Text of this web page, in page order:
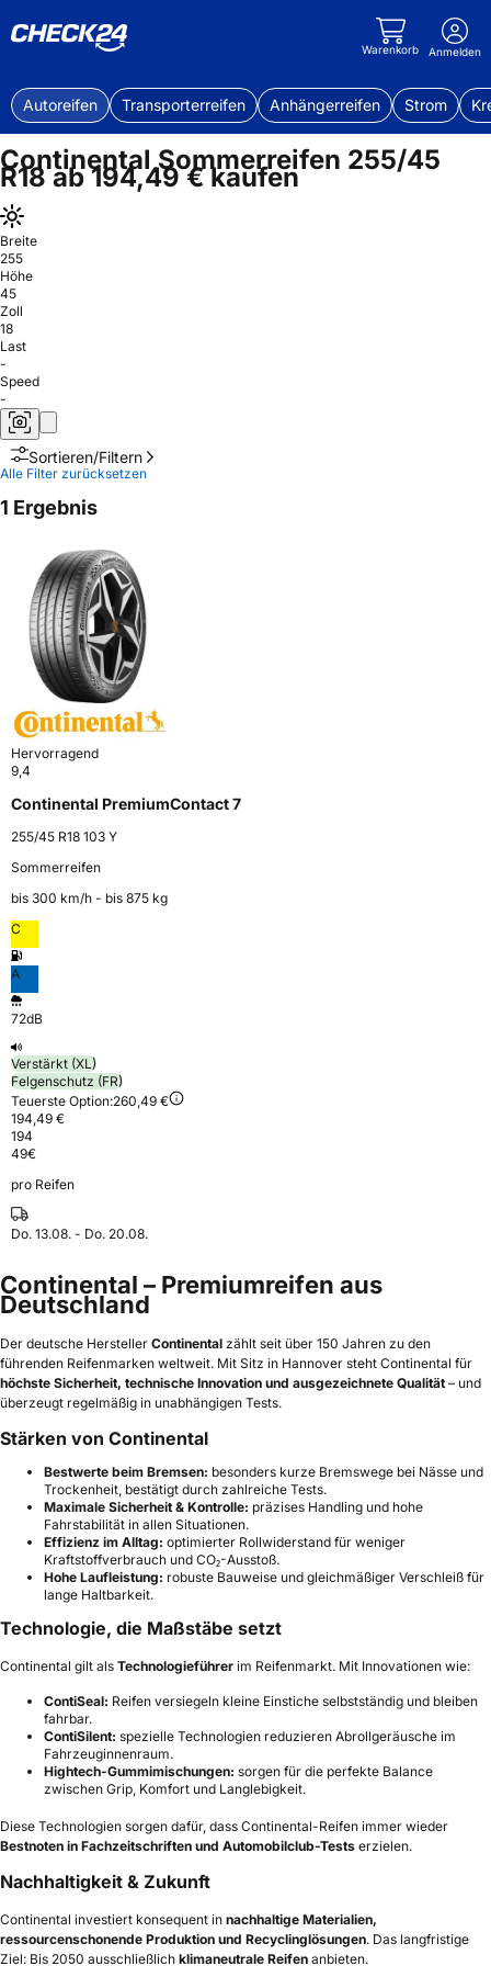
Warenkorb Anmelden
Autoreifen Transporterreifen Anhängerreifen Strom
Continental Sommerreifen 255/45
R18 ab 194,49 € kaufen
Breite
255
Höhe
45
Zoll
18
Last
-
Speed
-
Sortieren/Filtern
Alle Filter zurücksetzen
1 Ergebnis
Hervorragend
9,4
Continental PremiumContact 7
255/45 R18 103 Y
Sommerreifen
bis 300 km⁠/⁠h - bis 875 kg
C
A
72dB
Verstärkt (XL)
Felgenschutz (FR)
Teuerste Option:260,49 €
194,49 €
194
49€
pro Reifen
Do. 13.08. - Do. 20.08.
Continental – Premiumreifen aus
Deutschland
Der deutsche Hersteller Continental zählt seit über 150 Jahren zu den
führenden Reifenmarken weltweit. Mit Sitz in Hannover steht Continental für
höchste Sicherheit, technische Innovation und ausgezeichnete Qualität – und
überzeugt regelmäßig in unabhängigen Tests.
Stärken von Continental
Bestwerte beim Bremsen: besonders kurze Bremswege bei Nässe und
Trockenheit, bestätigt durch zahlreiche Tests.
Maximale Sicherheit & Kontrolle: präzises Handling und hohe
Fahrstabilität in allen Situationen.
Effizienz im Alltag: optimierter Rollwiderstand für weniger
Kraftstoffverbrauch und CO₂-Ausstoß.
Hohe Laufleistung: robuste Bauweise und gleichmäßiger Verschleiß für
lange Haltbarkeit.
Technologie, die Maßstäbe setzt
Continental gilt als Technologieführer im Reifenmarkt. Mit Innovationen wie:
ContiSeal: Reifen versiegeln kleine Einstiche selbstständig und bleiben
fahrbar.
ContiSilent: spezielle Technologien reduzieren Abrollgeräusche im
Fahrzeuginnenraum.
Hightech-Gummimischungen: sorgen für die perfekte Balance
zwischen Grip, Komfort und Langlebigkeit.
Diese Technologien sorgen dafür, dass Continental-Reifen immer wieder
Bestnoten in Fachzeitschriften und Automobilclub-Tests erzielen.
Nachhaltigkeit & Zukunft
Continental investiert konsequent in nachhaltige Materialien,
ressourcenschonende Produktion und Recyclinglösungen. Das langfristige
Ziel: Bis 2050 ausschließlich klimaneutrale Reifen anbieten.